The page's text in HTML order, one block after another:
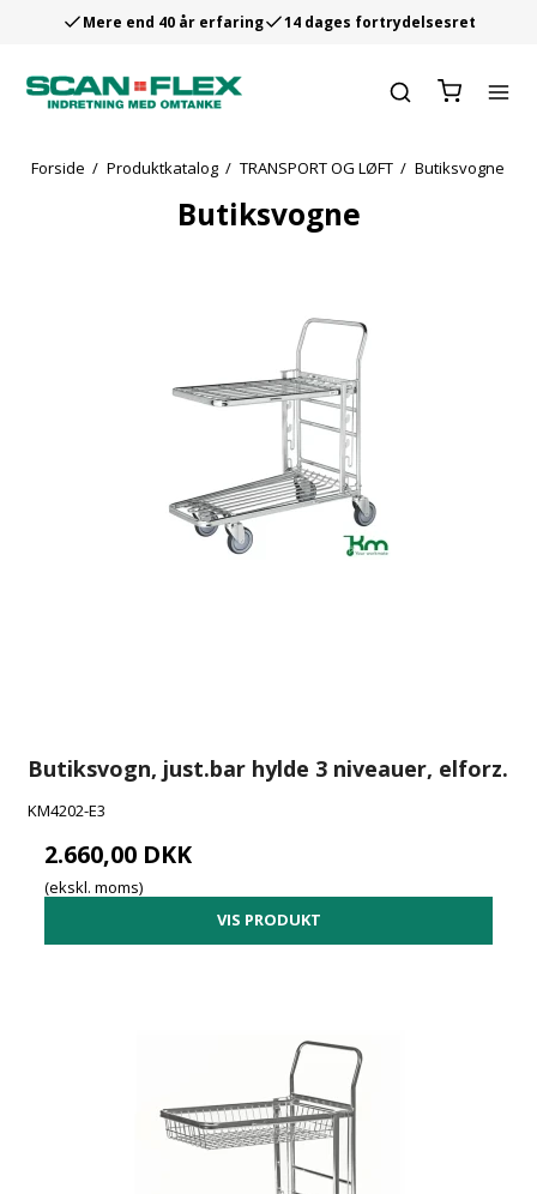
Mere end 40 år erfaring 14 dages fortrydelsesret
Forside / Produktkatalog / TRANSPORT OG LØFT / Butiksvogne
Butiksvogne
Butiksvogn, just.bar hylde 3 niveauer, elforz.
KM4202-E3
2.660,00 DKK
(ekskl. moms)
VIS PRODUKT